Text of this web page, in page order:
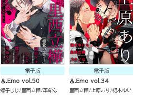
電子版
＆.Emo vol.50
螺子じじ 里西立樺 革命な
電子版
＆.Emo vol.34
里西立樺 上原あり 樋木ゆい